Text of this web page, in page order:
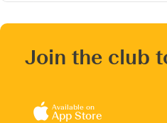
Join the club
Available on
App Store